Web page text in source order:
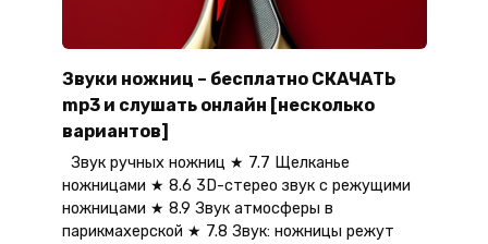
Звуки ножниц – бесплатно СКАЧАТЬ
mp3 и слушать онлайн [несколько
вариантов]
Звук ручных ножниц ★ 7.7 Щелканье
ножницами ★ 8.6 3D-стерео звук с режущими
ножницами ★ 8.9 Звук атмосферы в
парикмахерской ★ 7.8 Звук: ножницы режут